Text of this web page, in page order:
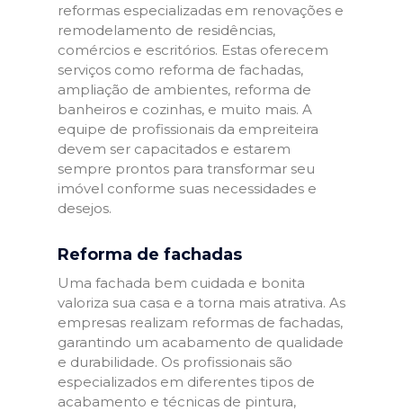
reformas especializadas em renovações e
remodelamento de residências,
comércios e escritórios. Estas oferecem
serviços como reforma de fachadas,
ampliação de ambientes, reforma de
banheiros e cozinhas, e muito mais. A
equipe de profissionais da empreiteira
devem ser capacitados e estarem
sempre prontos para transformar seu
imóvel conforme suas necessidades e
desejos.
Reforma de fachadas
Uma fachada bem cuidada e bonita
valoriza sua casa e a torna mais atrativa. As
empresas realizam reformas de fachadas,
garantindo um acabamento de qualidade
e durabilidade. Os profissionais são
especializados em diferentes tipos de
acabamento e técnicas de pintura,